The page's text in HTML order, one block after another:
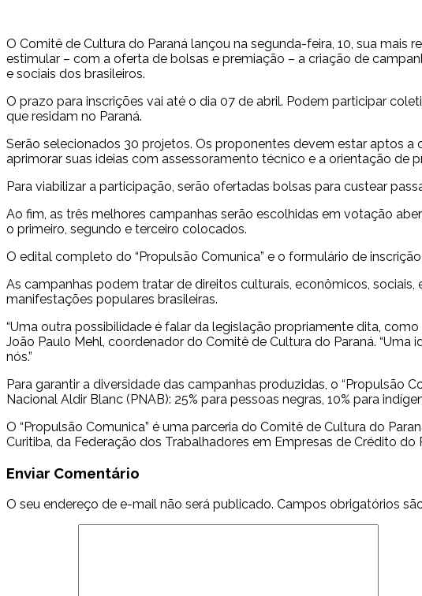
O Comitê de Cultura do Paraná lançou na segunda-feira, 10, sua mais
estimular – com a oferta de bolsas e premiação – a criação de
e sociais dos brasileiros.
O prazo para inscrições vai até o dia 07 de abril. Podem participar
que residam no Paraná.
Serão selecionados 30 projetos. Os proponentes devem estar aptos
aprimorar suas ideias com assessoramento técnico e a orientação de
Para viabilizar a participação, serão ofertadas bolsas para custear
Ao fim, as três melhores campanhas serão escolhidas em votação
o primeiro, segundo e terceiro colocados.
O edital completo do “Propulsão Comunica” e o formulário de
As campanhas podem tratar de direitos culturais, econômicos,
manifestações populares brasileiras.
“Uma outra possibilidade é falar da legislação propriamente dita,
João Paulo Mehl, coordenador do Comitê de Cultura do Paraná.
nós.”
Para garantir a diversidade das campanhas produzidas, o “Propulsão
Nacional Aldir Blanc (PNAB): 25% para pessoas negras, 10% para
O “Propulsão Comunica” é uma parceria do Comitê de Cultura do
Curitiba, da Federação dos Trabalhadores em Empresas de Crédito
Enviar Comentário
O seu endereço de e-mail não será publicado. Campos obrigatórios